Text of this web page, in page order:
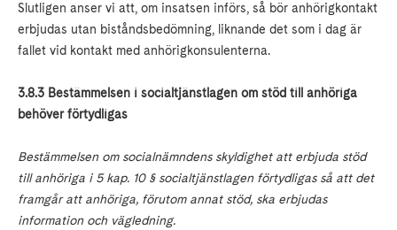
Slutligen anser vi att, om insatsen införs, så bör anhörigkontakt
erbjudas utan biståndsbedömning, liknande det som i dag är
fallet vid kontakt med anhörigkonsulenterna.
3.8.3 Bestämmelsen i socialtjänstlagen om stöd till anhöriga
behöver förtydligas
Bestämmelsen om socialnämndens skyldighet att erbjuda stöd
till anhöriga i 5 kap. 10 § socialtjänstlagen förtydligas så att det
framgår att anhöriga, förutom annat stöd, ska erbjudas
information och vägledning.